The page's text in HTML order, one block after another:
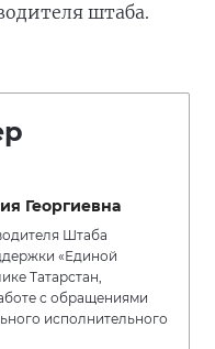
штаба.
Георгиевна
Штаба
«Единой
Татарстан,
с обращениями
исполнительного